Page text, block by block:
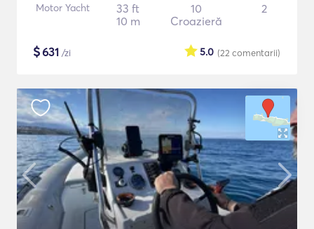
Motor Yacht
33 ft
10 m
10
Croazieră
2
$631 /zi (22 comentarii)
5.0